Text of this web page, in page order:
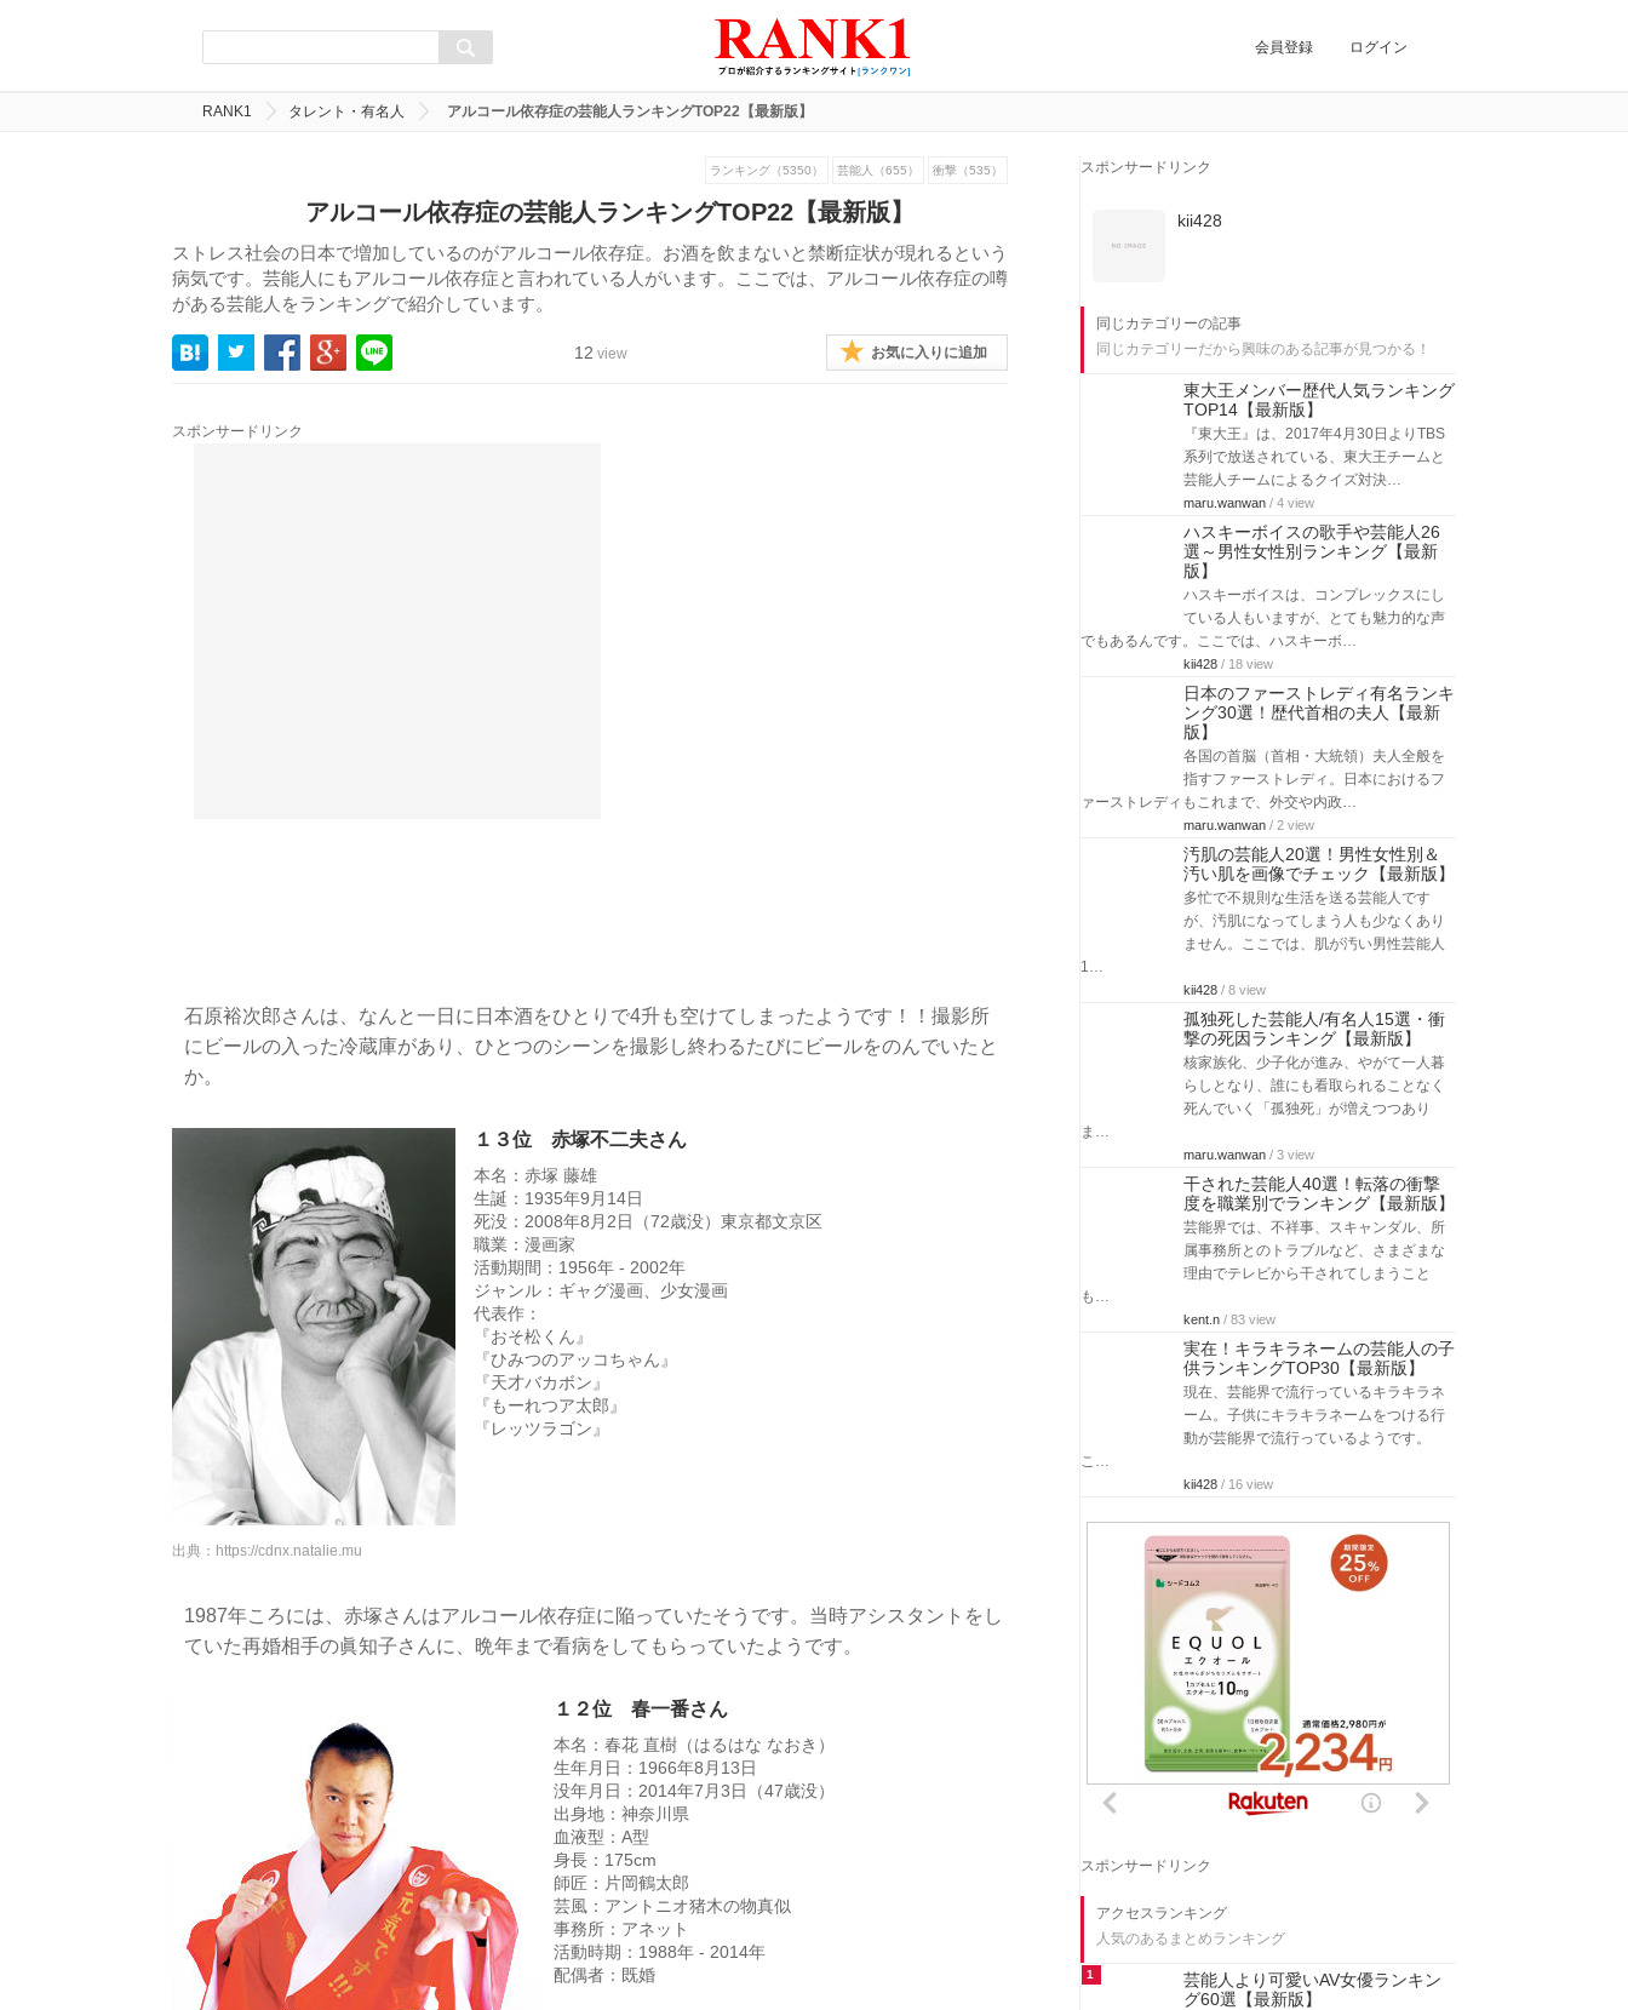
会員登録 ログイン
RANK1 タレント・有名人 アルコール依存症の芸能人ランキングTOP22【最新版】
ランキング（5350） 芸能人（655） 衝撃（535）
アルコール依存症の芸能人ランキングTOP22【最新版】
ストレス社会の日本で増加しているのがアルコール依存症。お酒を飲まないと禁断症状が現れるという
病気です。芸能人にもアルコール依存症と言われている人がいます。ここでは、アルコール依存症の噂
がある芸能人をランキングで紹介しています。
12 view お気に入りに追加
スポンサードリンク
石原裕次郎さんは、なんと一日に日本酒をひとりで4升も空けてしまったようです！！撮影所
にビールの入った冷蔵庫があり、ひとつのシーンを撮影し終わるたびにビールをのんでいたと
か。
１３位 赤塚不二夫さん
本名：赤塚 藤雄
生誕：1935年9月14日
死没：2008年8月2日（72歳没）東京都文京区
職業：漫画家
活動期間：1956年 - 2002年
ジャンル：ギャグ漫画、少女漫画
代表作：
『おそ松くん』
『ひみつのアッコちゃん』
『天才バカボン』
『もーれつア太郎』
『レッツラゴン』
出典： https://cdnx.natalie.mu
1987年ころには、赤塚さんはアルコール依存症に陥っていたそうです。当時アシスタントをし
ていた再婚相手の眞知子さんに、晩年まで看病をしてもらっていたようです。
１２位 春一番さん
本名：春花 直樹（はるはな なおき）
生年月日：1966年8月13日
没年月日：2014年7月3日（47歳没）
出身地：神奈川県
血液型：A型
身長：175cm
師匠：片岡鶴太郎
芸風：アントニオ猪木の物真似
事務所：アネット
活動時期：1988年 - 2014年
配偶者：既婚
スポンサードリンク
kii428
同じカテゴリーの記事
同じカテゴリーだから興味のある記事が見つかる！
東大王メンバー歴代人気ランキング
TOP14【最新版】
『東大王』は、2017年4月30日よりTBS
系列で放送されている、東大王チームと
芸能人チームによるクイズ対決…
maru.wanwan / 4 view
ハスキーボイスの歌手や芸能人26
選～男性女性別ランキング【最新
版】
ハスキーボイスは、コンプレックスにし
ている人もいますが、とても魅力的な声
でもあるんです。ここでは、ハスキーボ…
kii428 / 18 view
日本のファーストレディ有名ランキ
ング30選！歴代首相の夫人【最新
版】
各国の首脳（首相・大統領）夫人全般を
指すファーストレディ。日本におけるフ
ァーストレディもこれまで、外交や内政…
maru.wanwan / 2 view
汚肌の芸能人20選！男性女性別＆
汚い肌を画像でチェック【最新版】
多忙で不規則な生活を送る芸能人です
が、汚肌になってしまう人も少なくあり
ません。ここでは、肌が汚い男性芸能人
1…
kii428 / 8 view
孤独死した芸能人/有名人15選・衝
撃の死因ランキング【最新版】
核家族化、少子化が進み、やがて一人暮
らしとなり、誰にも看取られることなく
死んでいく「孤独死」が増えつつあり
ま…
maru.wanwan / 3 view
干された芸能人40選！転落の衝撃
度を職業別でランキング【最新版】
芸能界では、不祥事、スキャンダル、所
属事務所とのトラブルなど、さまざまな
理由でテレビから干されてしまうこと
も…
kent.n / 83 view
実在！キラキラネームの芸能人の子
供ランキングTOP30【最新版】
現在、芸能界で流行っているキラキラネ
ーム。子供にキラキラネームをつける行
動が芸能界で流行っているようです。
こ…
kii428 / 16 view
スポンサードリンク
アクセスランキング
人気のあるまとめランキング
1
芸能人より可愛いAV女優ランキン
グ60選【最新版】